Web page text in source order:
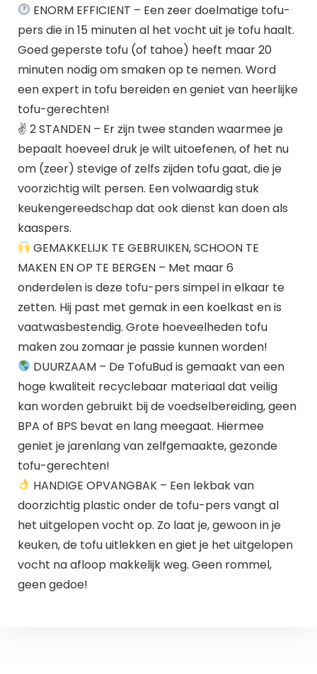
ENORM EFFICIENT – Een zeer doelmatige tofu-
pers die in 15 minuten al het vocht uit je tofu haalt.
Goed geperste tofu (of tahoe) heeft maar 20
minuten nodig om smaken op te nemen. Word
een expert in tofu bereiden en geniet van heerlijke
tofu-gerechten!
✌ 2 STANDEN – Er zijn twee standen waarmee je
bepaalt hoeveel druk je wilt uitoefenen, of het nu
om (zeer) stevige of zelfs zijden tofu gaat, die je
voorzichtig wilt persen. Een volwaardig stuk
keukengereedschap dat ook dienst kan doen als
kaaspers.
GEMAKKELIJK TE GEBRUIKEN, SCHOON TE
MAKEN EN OP TE BERGEN – Met maar 6
onderdelen is deze tofu-pers simpel in elkaar te
zetten. Hij past met gemak in een koelkast en is
vaatwasbestendig. Grote hoeveelheden tofu
maken zou zomaar je passie kunnen worden!
DUURZAAM – De TofuBud is gemaakt van een
hoge kwaliteit recyclebaar materiaal dat veilig
kan worden gebruikt bij de voedselbereiding, geen
BPA of BPS bevat en lang meegaat. Hiermee
geniet je jarenlang van zelfgemaakte, gezonde
tofu-gerechten!
HANDIGE OPVANGBAK – Een lekbak van
doorzichtig plastic onder de tofu-pers vangt al
het uitgelopen vocht op. Zo laat je, gewoon in je
keuken, de tofu uitlekken en giet je het uitgelopen
vocht na afloop makkelijk weg. Geen rommel,
geen gedoe!